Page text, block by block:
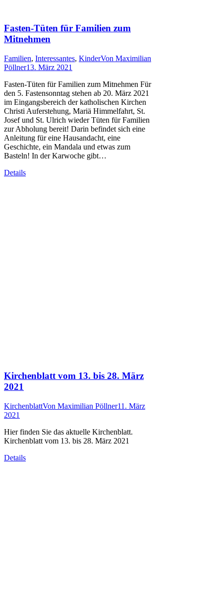
Fasten-Tüten für Familien zum
Mitnehmen
Familien, Interessantes, KinderVon Maximilian
Pöllner13. März 2021
Fasten-Tüten für Familien zum Mitnehmen Für
den 5. Fastensonntag stehen ab 20. März 2021
im Eingangsbereich der katholischen Kirchen
Christi Auferstehung, Mariä Himmelfahrt, St.
Josef und St. Ulrich wieder Tüten für Familien
zur Abholung bereit! Darin befindet sich eine
Anleitung für eine Hausandacht, eine
Geschichte, ein Mandala und etwas zum
Basteln! In der Karwoche gibt…
Details
Kirchenblatt vom 13. bis 28. März
2021
KirchenblattVon Maximilian Pöllner11. März
2021
Hier finden Sie das aktuelle Kirchenblatt.
Kirchenblatt vom 13. bis 28. März 2021
Details